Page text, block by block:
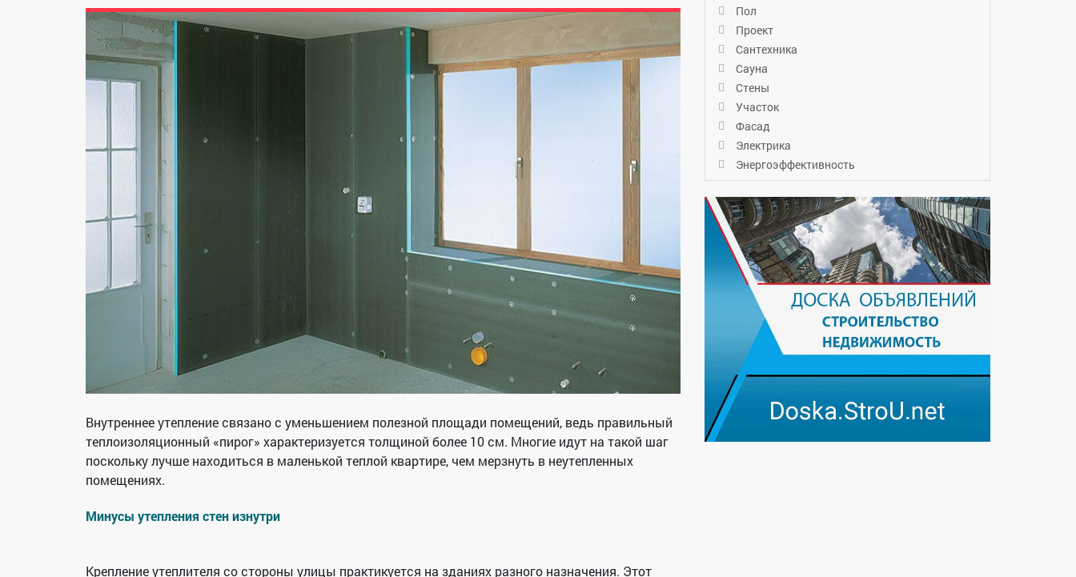
Внутреннее утепление связано с уменьшением полезной площади помещений, ведь правильный
теплоизоляционный «пирог» характеризуется толщиной более 10 см. Многие идут на такой шаг
поскольку лучше находиться в маленькой теплой квартире, чем мерзнуть в неутепленных
помещениях.
Минусы утепления стен изнутри
Крепление утеплителя со стороны улицы практикуется на зданиях разного назначения. Этот
Пол
Проект
Сантехника
Сауна
Стены
Участок
Фасад
Электрика
Энергоэффективность